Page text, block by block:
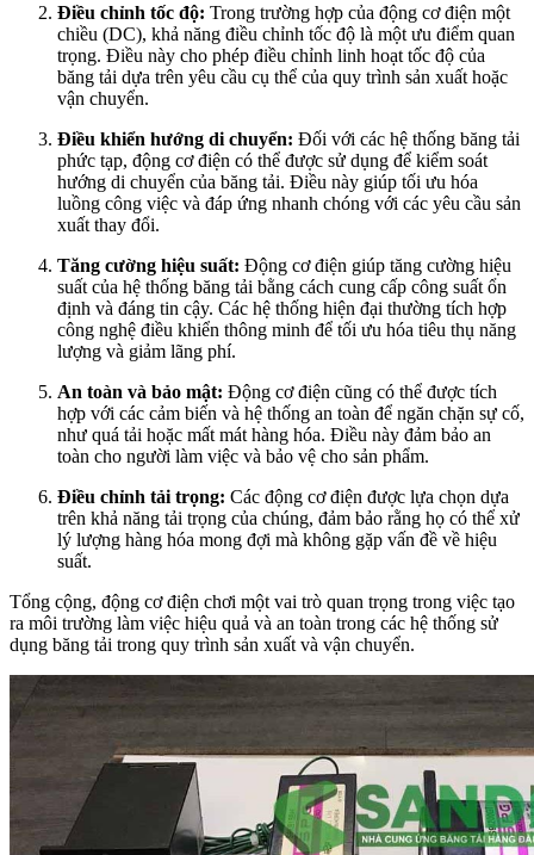
Điều chỉnh tốc độ: Trong trường hợp của động cơ điện một
chiều (DC), khả năng điều chỉnh tốc độ là một ưu điểm quan
trọng. Điều này cho phép điều chỉnh linh hoạt tốc độ của
băng tải dựa trên yêu cầu cụ thể của quy trình sản xuất hoặc
vận chuyển.
Điều khiển hướng di chuyển: Đối với các hệ thống băng tải
phức tạp, động cơ điện có thể được sử dụng để kiểm soát
hướng di chuyển của băng tải. Điều này giúp tối ưu hóa
luồng công việc và đáp ứng nhanh chóng với các yêu cầu sản
xuất thay đổi.
Tăng cường hiệu suất: Động cơ điện giúp tăng cường hiệu
suất của hệ thống băng tải bằng cách cung cấp công suất ổn
định và đáng tin cậy. Các hệ thống hiện đại thường tích hợp
công nghệ điều khiển thông minh để tối ưu hóa tiêu thụ năng
lượng và giảm lãng phí.
An toàn và bảo mật: Động cơ điện cũng có thể được tích
hợp với các cảm biến và hệ thống an toàn để ngăn chặn sự cố,
như quá tải hoặc mất mát hàng hóa. Điều này đảm bảo an
toàn cho người làm việc và bảo vệ cho sản phẩm.
Điều chỉnh tải trọng: Các động cơ điện được lựa chọn dựa
trên khả năng tải trọng của chúng, đảm bảo rằng họ có thể xử
lý lượng hàng hóa mong đợi mà không gặp vấn đề về hiệu
suất.
Tổng cộng, động cơ điện chơi một vai trò quan trọng trong việc tạo
ra môi trường làm việc hiệu quả và an toàn trong các hệ thống sử
dụng băng tải trong quy trình sản xuất và vận chuyển.